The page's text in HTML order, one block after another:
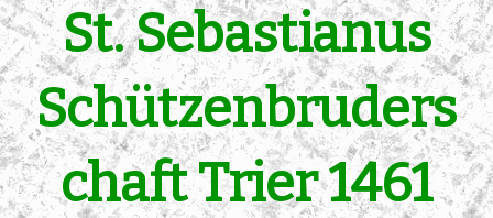
St. Sebastianus
Schützenbruders
chaft Trier 1461